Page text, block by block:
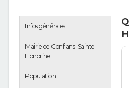
Infos générales
Mairie de Conflans-Sainte-
Honorine
Population